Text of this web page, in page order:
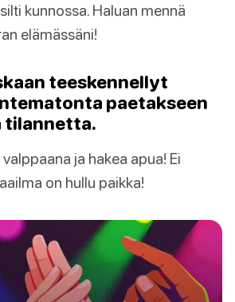
kunnossa. Haluan mennä
elämässäni!
teeskennellyt
paetakseen
tilannetta.
ja hakea apua! Ei
on hullu paikka!